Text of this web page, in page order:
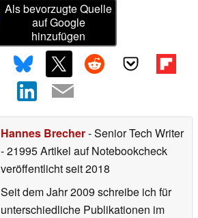
Als bevorzugte Quelle
auf Google
hinzufügen
Hannes Brecher- Senior Tech Writer
- 21995 Artikel auf Notebookcheck
veröffentlichtseit 2018
Seit dem Jahr 2009 schreibe ich für
unterschiedliche Publikationen im